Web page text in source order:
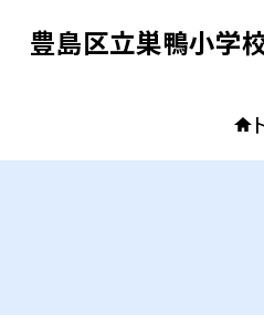
豊島区立巣鴨小学